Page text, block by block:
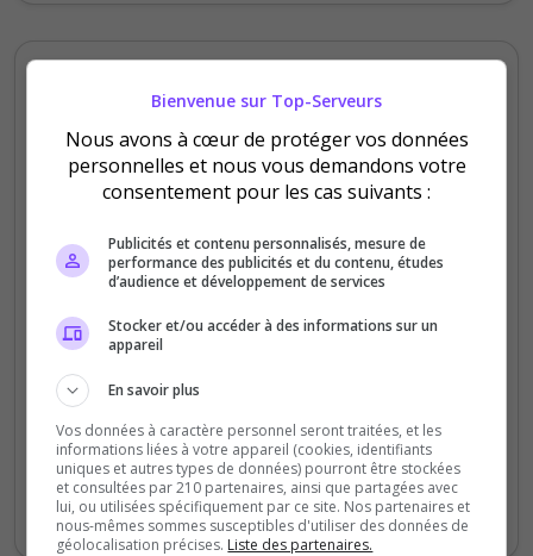
La 38ème Section
Coco Lavabo
5 /5
il y a 1 an
Qualité
Ambiance
Un serveur familial, du RP, du respect, un
règlement clair et en constante évolution,
staff à l’écoute des joueurs, des
évènements réguliers. Bref Vive la 38!
Bienvenue sur Top-Serveurs
Nous avons à cœur de protéger vos données
personnelles et nous vous demandons votre
consentement pour les cas suivants :
Publicités et contenu personnalisés, mesure de
performance des publicités et du contenu, études
d’audience et développement de services
Stocker et/ou accéder à des informations sur un
appareil
En savoir plus
Vos données à caractère personnel seront traitées, et les
informations liées à votre appareil (cookies, identifiants
uniques et autres types de données) pourront être stockées
et consultées par 210 partenaires, ainsi que partagées avec
lui, ou utilisées spécifiquement par ce site. Nos partenaires et
nous-mêmes sommes susceptibles d'utiliser des données de
géolocalisation précises. Liste des partenaires.